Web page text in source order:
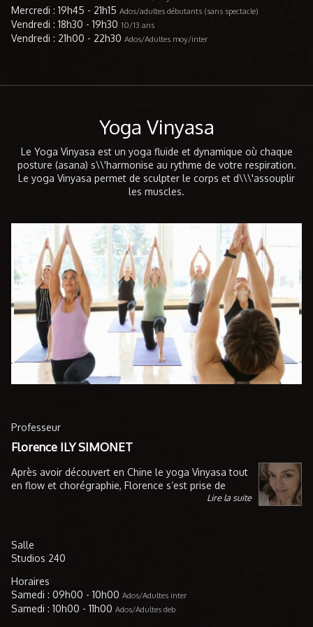
de l’an sur France 2, qui ont renforcé son envie de
transmettre sa passion pour la danse.
spectacles, avec plusieurs saisons à Disneyland Paris
(Pixar Together et Le Roi Lion), des représentations
au Grand Rex, à l’Élysée, ainsi que de nombreux
shows/ concert et événements en France. Chaque
sa passion à travers des expériences artistiques
Mercredi : 19h45 - 21h15 Ados/adultes débutants (sans spectacle)
Vendredi : 18h30 - 19h30 10/13 ans
Vendredi : 21h00 - 22h30 Ados/Adultes moy/inter
Yoga Vinyasa
Le Yoga Vinyasa est un yoga fluide et dynamique où chaque
posture (asana) s\\'harmonise au rythme de votre respiration.
Le yoga Vinyasa permet de sculpter le corps et d\\\'assouplir
les muscles.
Professeur
Florence ILY SIMONET
Après avoir découvert en Chine le yoga Vinyasa tout
en flow et chorégraphie, Florence s’est prise de
passion pour cette pratique libératrice qui lui apporte
de Gemma Vassallo et Tatiana Avila Bouru, ses
explorations du mouvement, axées autour de la
fluidité et la créativité, l’ont ensuite amenée à
enrichir sa pratique personnelle et son
enseignement, avec notamment des formations en
Yin, Danse du Dragon, Liquid Flow et Yoga de la
Lire la suite
Salle
Studios 240
Horaires
Samedi : 09h00 - 10h00 Ados/Adultes inter
Samedi : 10h00 - 11h00 Ados/Adultes deb